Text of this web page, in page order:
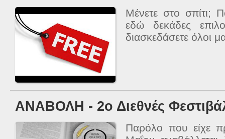
Μένετε στο σπίτι;
εδώ δεκάδες
διασκεδάσετε όλοι
ΑΝΑΒΟΛΗ - 2ο Διεθνές
Παρόλο που είχε